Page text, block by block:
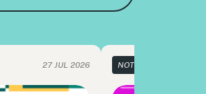
27 JUL 2026 NOTICIAS Y